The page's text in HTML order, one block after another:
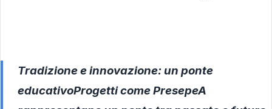
Tradizione e innovazione: un ponte
educativoProgetti comePresepeA